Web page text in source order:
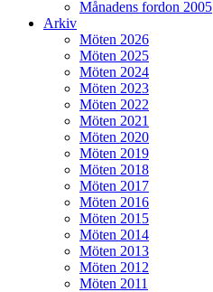
Månadens fordon 2005
Arkiv
Möten 2026
Möten 2025
Möten 2024
Möten 2023
Möten 2022
Möten 2021
Möten 2020
Möten 2019
Möten 2018
Möten 2017
Möten 2016
Möten 2015
Möten 2014
Möten 2013
Möten 2012
Möten 2011